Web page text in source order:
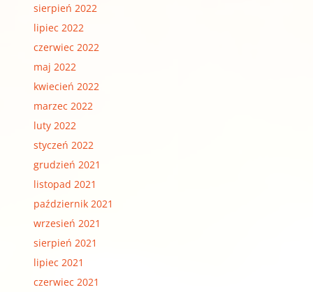
sierpień 2022
lipiec 2022
czerwiec 2022
maj 2022
kwiecień 2022
marzec 2022
luty 2022
styczeń 2022
grudzień 2021
listopad 2021
październik 2021
wrzesień 2021
sierpień 2021
lipiec 2021
czerwiec 2021